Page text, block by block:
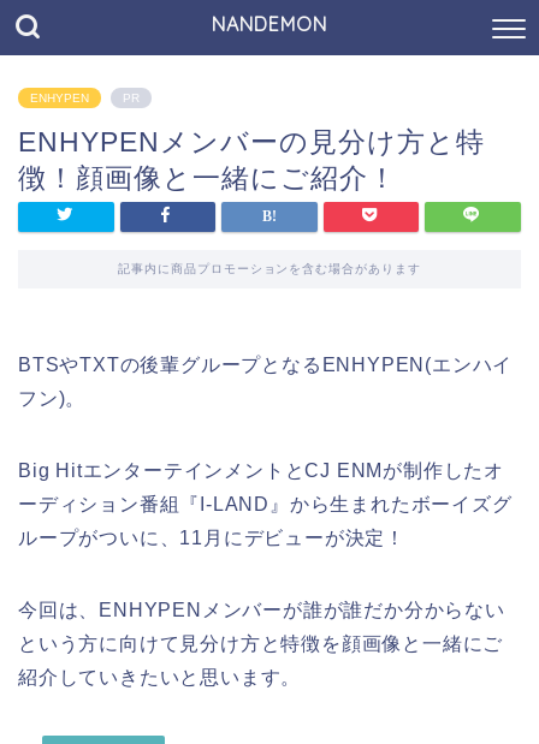
NANDEMON
ENHYPEN PR
ENHYPENメンバーの見分け方と特
徴！顔画像と一緒にご紹介！
記事内に商品プロモーションを含む場合があります
BTSやTXTの後輩グループとなるENHYPEN(エンハイ
フン)。
Big HitエンターテインメントとCJ ENMが制作したオ
ーディション番組『I-LAND』から生まれたボーイズグ
ループがついに、11月にデビューが決定！
今回は、ENHYPENメンバーが誰が誰だか分からない
という方に向けて見分け方と特徴を顔画像と一緒にご
紹介していきたいと思います。